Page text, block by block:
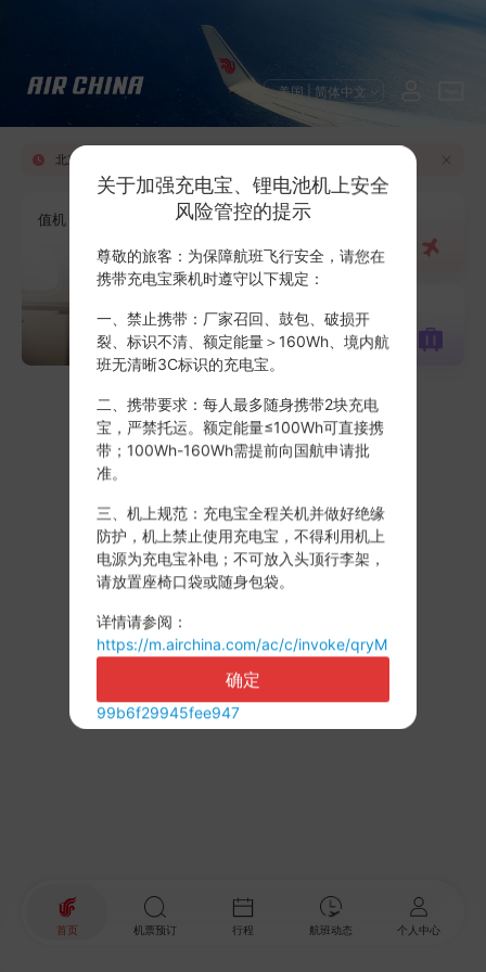
美国 | 简体中文
关于加强充电宝、锂电池机上安全
风险管控的提示
尊敬的旅客：为保障航班飞行安全，请您在
携带充电宝乘机时遵守以下规定：
一、禁止携带：厂家召回、鼓包、破损开
裂、标识不清、额定能量＞160Wh、境内航
班无清晰3C标识的充电宝。
二、携带要求：每人最多随身携带2块充电
宝，严禁托运。额定能量≤100Wh可直接携
带；100Wh-160Wh需提前向国航申请批
准。
三、机上规范：充电宝全程关机并做好绝缘
防护，机上禁止使用充电宝，不得利用机上
电源为充电宝补电；不可放入头顶行李架，
请放置座椅口袋或随身包袋。
详情请参阅：
https://m.airchina.com/ac/c/invoke/qryM
&lang=zhcn&msgId=7d1dc958157241a2
99b6f29945fee947
确定
北京首都机场T3C楼--D楼通行服务变更通知
值机 添加行程
全部服务
首页 机票预订 行程 航班动态 个人中心